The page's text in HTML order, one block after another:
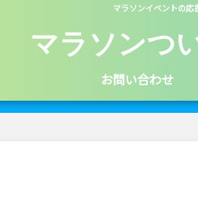
マラソンイベントの応
マラソンつ
お問い合わせ